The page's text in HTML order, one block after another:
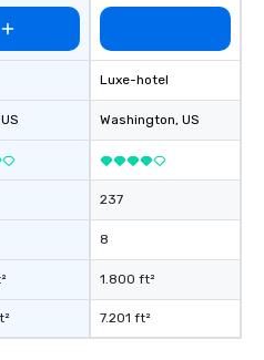
Luxe-hotel
Washington, US
237
8
1.800 ft²
7.201 ft²